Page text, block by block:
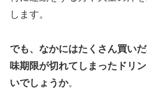
します。
でも、なかにはたくさん買い
味期限が切れてしまったドリ
いでしょうか。